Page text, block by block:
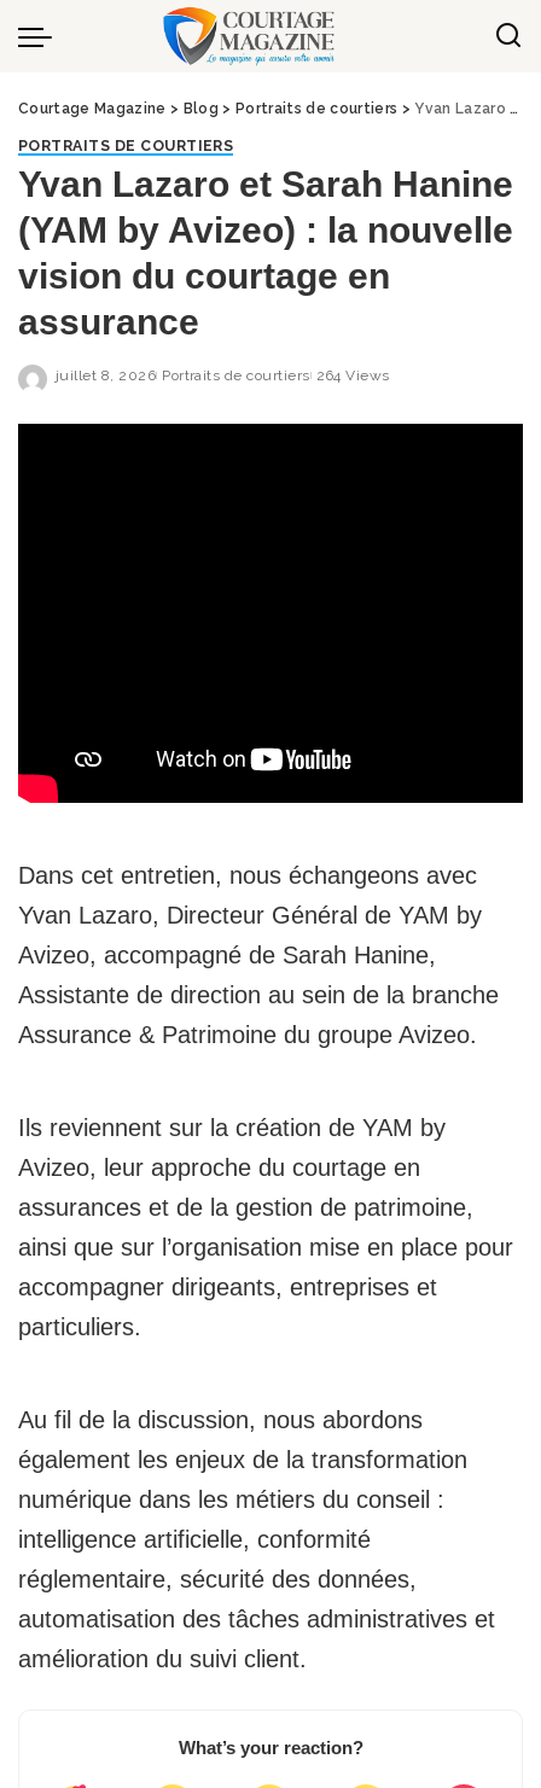
Panneau de gestion des cookies
Courtage Magazine > Blog > Portraits de courtiers >Yvan Lazaro et Sarah Hanine (YAM by Avizeo) : la nouvelle vision du courtage en assurance
PORTRAITS DE COURTIERS
Yvan Lazaro et Sarah Hanine
(YAM by Avizeo) : la nouvelle
vision du courtage en
assurance
juillet 8, 2026 Portraits de courtiers 264 Views
Dans cet entretien, nous échangeons avec
Yvan Lazaro, Directeur Général de YAM by
Avizeo, accompagné de Sarah Hanine,
Assistante de direction au sein de la branche
Assurance & Patrimoine du groupe Avizeo.
Ils reviennent sur la création de YAM by
Avizeo, leur approche du courtage en
assurances et de la gestion de patrimoine,
ainsi que sur l’organisation mise en place pour
accompagner dirigeants, entreprises et
particuliers.
Au fil de la discussion, nous abordons
également les enjeux de la transformation
numérique dans les métiers du conseil :
intelligence artificielle, conformité
réglementaire, sécurité des données,
automatisation des tâches administratives et
amélioration du suivi client.
What’s your reaction?